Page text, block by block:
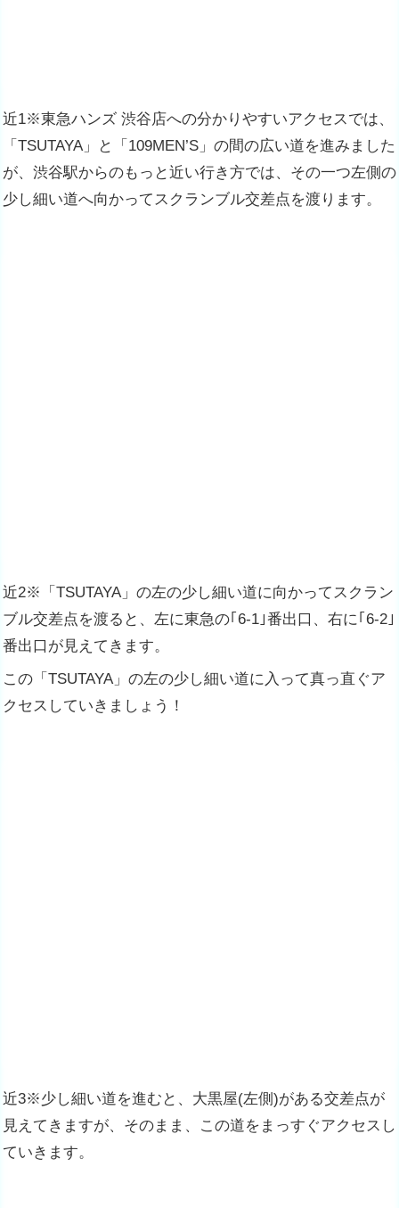
近1※東急ハンズ 渋谷店への分かりやすいアクセスでは、
「TSUTAYA」と「109MEN’S」の間の広い道を進みました
が、渋谷駅からのもっと近い行き方では、その一つ左側の
少し細い道へ向かってスクランブル交差点を渡ります。
近2※「TSUTAYA」の左の少し細い道に向かってスクラン
ブル交差点を渡ると、左に東急の｢6-1｣番出口、右に｢6-2｣
番出口が見えてきます。
この「TSUTAYA」の左の少し細い道に入って真っ直ぐア
クセスしていきましょう！
近3※少し細い道を進むと、大黒屋(左側)がある交差点が
見えてきますが、そのまま、この道をまっすぐアクセスし
ていきます。